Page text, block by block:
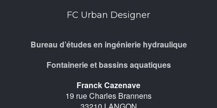
FC Urban Designer
Bureau d’études en ingénierie hydraulique
Fontainerie et bassins aquatiques
Franck Cazenave
19 rue Charles Brannens